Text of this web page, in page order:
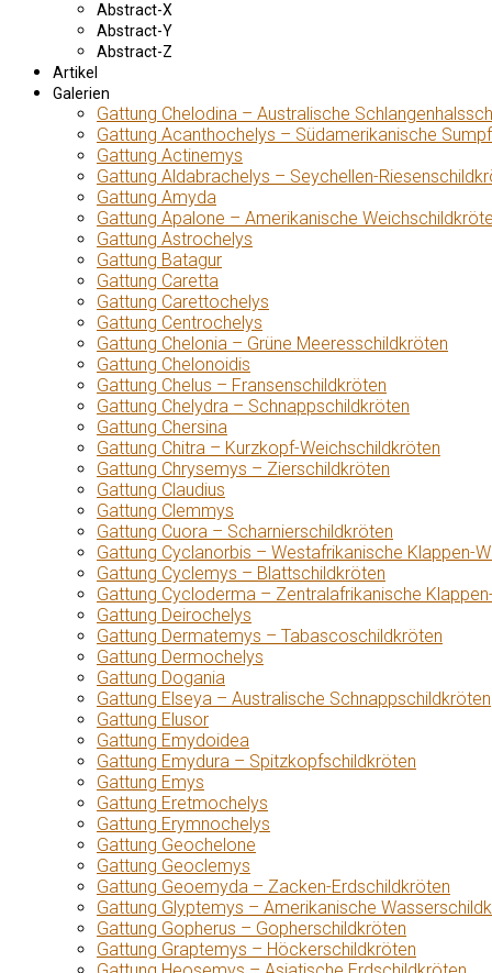
Abstract-X
Abstract-Y
Abstract-Z
Artikel
Galerien
Gattung Chelodina – Australische
Gattung Acanthochelys – Südamerikanische
Gattung Actinemys
Gattung Aldabrachelys – Seychellen-
Gattung Amyda
Gattung Apalone – Amerikanische
Gattung Astrochelys
Gattung Batagur
Gattung Caretta
Gattung Carettochelys
Gattung Centrochelys
Gattung Chelonia – Grüne Meeresschildkröten
Gattung Chelonoidis
Gattung Chelus – Fransenschildkröten
Gattung Chelydra – Schnappschildkröten
Gattung Chersina
Gattung Chitra – Kurzkopf-Weichschildkröten
Gattung Chrysemys – Zierschildkröten
Gattung Claudius
Gattung Clemmys
Gattung Cuora – Scharnierschildkröten
Gattung Cyclanorbis – Westafrikanische Klappen-
Gattung Cyclemys – Blattschildkröten
Gattung Cycloderma – Zentralafrikanische
Gattung Deirochelys
Gattung Dermatemys – Tabascoschildkröten
Gattung Dermochelys
Gattung Dogania
Gattung Elseya – Australische Schnappschildkröten
Gattung Elusor
Gattung Emydoidea
Gattung Emydura – Spitzkopfschildkröten
Gattung Emys
Gattung Eretmochelys
Gattung Erymnochelys
Gattung Geochelone
Gattung Geoclemys
Gattung Geoemyda – Zacken-Erdschildkröten
Gattung Glyptemys – Amerikanische
Gattung Gopherus – Gopherschildkröten
Gattung Graptemys – Höckerschildkröten